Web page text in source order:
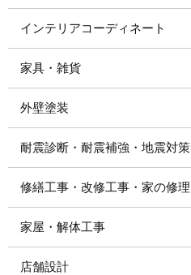
インテリアコーディネート
家具・雑貨
外壁塗装
耐震診断・耐震補強・地震対策
修繕工事・改修工事・家の修理
家屋・解体工事
店舗設計